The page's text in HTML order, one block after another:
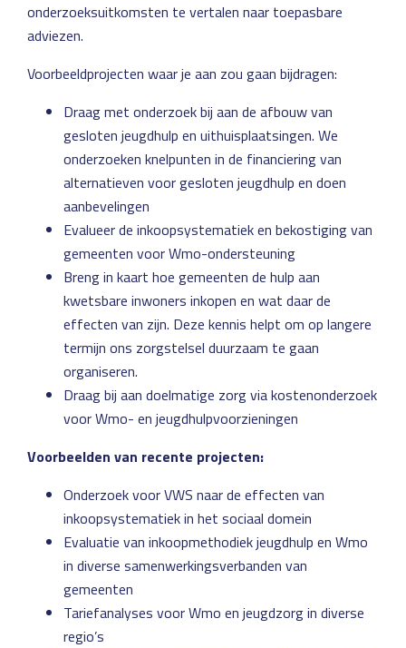
onderzoeksuitkomsten te vertalen naar toepasbare
adviezen.
Voorbeeldprojecten waar je aan zou gaan bijdragen:
Draag met onderzoek bij aan de afbouw van
gesloten jeugdhulp en uithuisplaatsingen. We
onderzoeken knelpunten in de financiering van
alternatieven voor gesloten jeugdhulp en doen
aanbevelingen
Evalueer de inkoopsystematiek en bekostiging van
gemeenten voor Wmo-ondersteuning
Breng in kaart hoe gemeenten de hulp aan
kwetsbare inwoners inkopen en wat daar de
effecten van zijn. Deze kennis helpt om op langere
termijn ons zorgstelsel duurzaam te gaan
organiseren.
Draag bij aan doelmatige zorg via kostenonderzoek
voor Wmo- en jeugdhulpvoorzieningen
Voorbeelden van recente projecten:
Onderzoek voor VWS naar de effecten van
inkoopsystematiek in het sociaal domein
Evaluatie van inkoopmethodiek jeugdhulp en Wmo
in diverse samenwerkingsverbanden van
gemeenten
Tariefanalyses voor Wmo en jeugdzorg in diverse
regio’s